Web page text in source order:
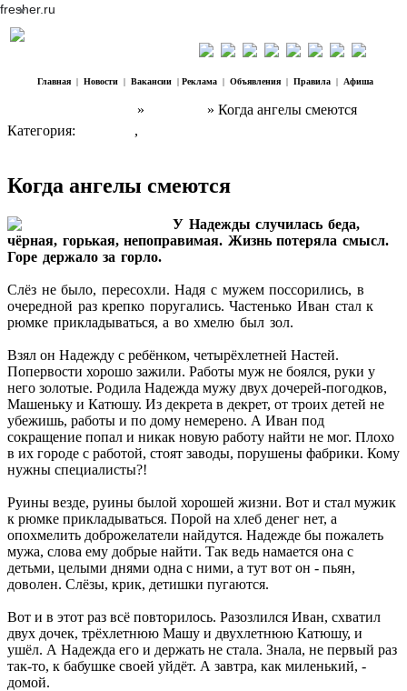
Главная | Новости | Вакансии | Реклама | Объявления | Правила | Афиша
»
» Когда ангелы смеются
Категория:
,
Когда ангелы смеются
У Надежды случилась беда,
чёрная, горькая, непоправимая. Жизнь потеряла смысл.
Горе держало за горло.
Слёз не было, пересохли. Надя с мужем поссорились, в
очередной раз крепко поругались. Частенько Иван стал к
рюмке прикладываться, а во хмелю был зол.
Взял он Надежду с ребёнком, четырёхлетней Настей.
Попервости хорошо зажили. Работы муж не боялся, руки у
него золотые. Родила Надежда мужу двух дочерей-погодков,
Машеньку и Катюшу. Из декрета в декрет, от троих детей не
убежишь, работы и по дому немерено. А Иван под
сокращение попал и никак новую работу найти не мог. Плохо
в их городе с работой, стоят заводы, порушены фабрики. Кому
нужны специалисты?!
Руины везде, руины былой хорошей жизни. Вот и стал мужик
к рюмке прикладываться. Порой на хлеб денег нет, а
опохмелить доброжелатели найдутся. Надежде бы пожалеть
мужа, слова ему добрые найти. Так ведь намается она с
детьми, целыми днями одна с ними, а тут вот он - пьян,
доволен. Слёзы, крик, детишки пугаются.
Вот и в этот раз всё повторилось. Разозлился Иван, схватил
двух дочек, трёхлетнюю Машу и двухлетнюю Катюшу, и
ушёл. А Надежда его и держать не стала. Знала, не первый раз
так-то, к бабушке своей уйдёт. А завтра, как миленький, -
домой.
fresher.ru